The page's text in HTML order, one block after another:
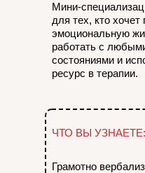
Мини-
для тех, кто
эмоциональную
работать с
состояниями и
ресурс в терапии.
Грамотно
ЧТО ВЫ УЗНАЕТЕ: